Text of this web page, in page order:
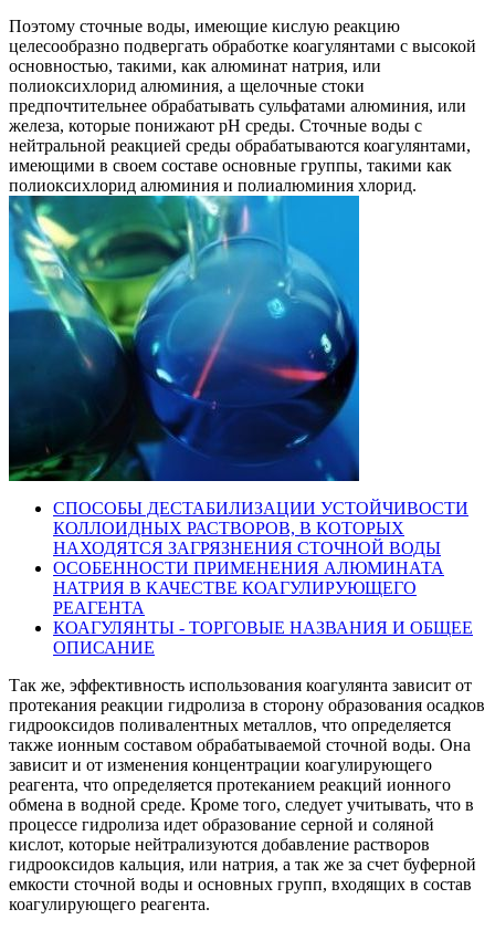
Поэтому сточные воды, имеющие кислую реакцию
целесообразно подвергать обработке коагулянтами с высокой
основностью, такими, как алюминат натрия, или
полиоксихлорид алюминия, а щелочные стоки
предпочтительнее обрабатывать сульфатами алюминия, или
железа, которые понижают рН среды. Сточные воды с
нейтральной реакцией среды обрабатываются коагулянтами,
имеющими в своем составе основные группы, такими как
полиоксихлорид алюминия и полиалюминия хлорид.
СПОСОБЫ ДЕСТАБИЛИЗАЦИИ УСТОЙЧИВОСТИ
КОЛЛОИДНЫХ РАСТВОРОВ, В КОТОРЫХ
НАХОДЯТСЯ ЗАГРЯЗНЕНИЯ СТОЧНОЙ ВОДЫ
ОСОБЕННОСТИ ПРИМЕНЕНИЯ АЛЮМИНАТА
НАТРИЯ В КАЧЕСТВЕ КОАГУЛИРУЮЩЕГО
РЕАГЕНТА
КОАГУЛЯНТЫ - ТОРГОВЫЕ НАЗВАНИЯ И ОБЩЕЕ
ОПИСАНИЕ
Так же, эффективность использования коагулянта зависит от
протекания реакции гидролиза в сторону образования осадков
гидрооксидов поливалентных металлов, что определяется
также ионным составом обрабатываемой сточной воды. Она
зависит и от изменения концентрации коагулирующего
реагента, что определяется протеканием реакций ионного
обмена в водной среде. Кроме того, следует учитывать, что в
процессе гидролиза идет образование серной и соляной
кислот, которые нейтрализуются добавление растворов
гидрооксидов кальция, или натрия, а так же за счет буферной
емкости сточной воды и основных групп, входящих в состав
коагулирующего реагента.